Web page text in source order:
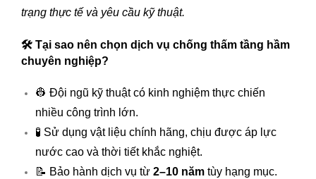
trạng thực tế và yêu cầu kỹ thuật.
🛠️ Tại sao nên chọn dịch vụ chống thấm tầng hầm
chuyên nghiệp?
👷 Đội ngũ kỹ thuật có kinh nghiệm thực chiến
nhiều công trình lớn.
🧪 Sử dụng vật liệu chính hãng, chịu được áp lực
nước cao và thời tiết khắc nghiệt.
📝 Bảo hành dịch vụ từ 2–10 năm tùy hạng mục.